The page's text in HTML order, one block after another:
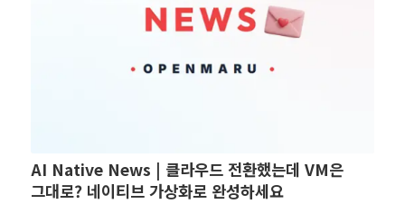
AI Native News | 클라우드 전환했는데 VM은
그대로? 네이티브 가상화로 완성하세요